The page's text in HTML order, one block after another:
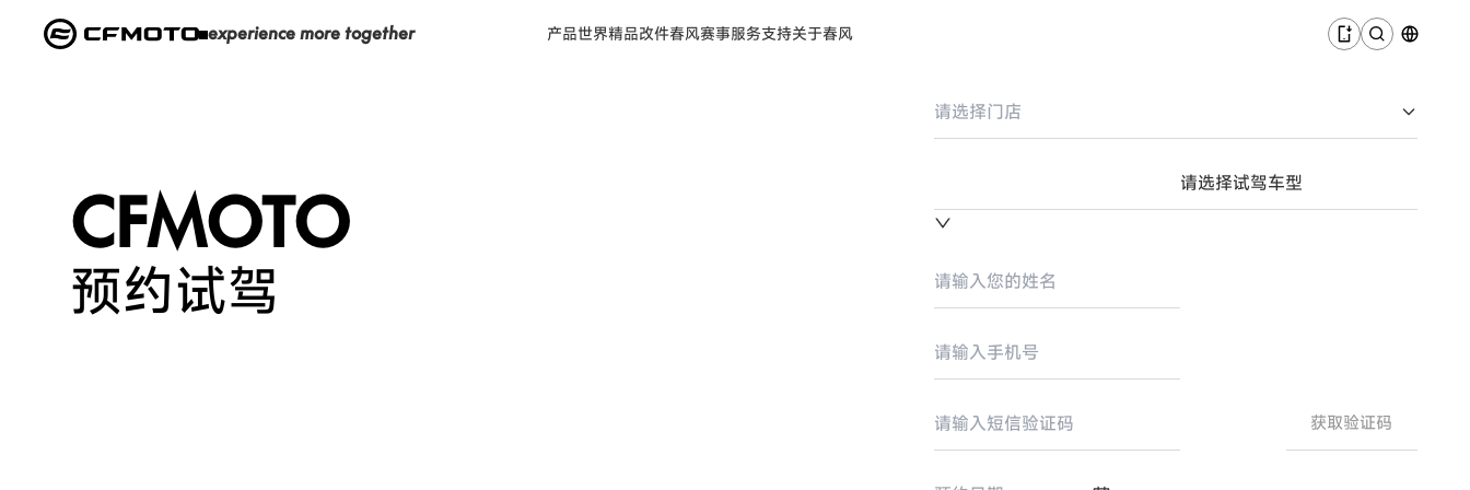
experience more together 产品世界精品改件春风赛事服务支持关于春风
CFMOTO
预约试驾
请选择门店
请选择试驾车型
获取验证码